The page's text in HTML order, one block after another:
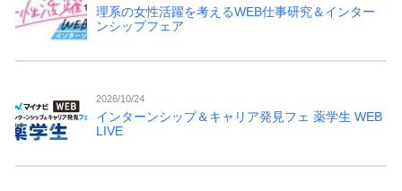
理系の女性活躍を考えるWEB仕事研究＆インター
ンシップフェア
2026/10/24
インターンシップ＆キャリア発見フェ 薬学生 WEB
LIVE